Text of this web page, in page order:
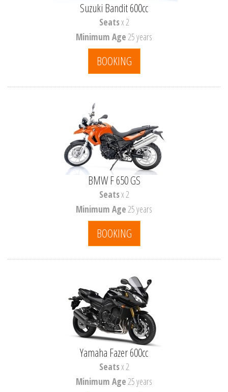
Suzuki Bandit 600cc
Seatsx 2
Minimum Age25 years
BOOKING
BMW F 650 GS
Seatsx 2
Minimum Age25 years
BOOKING
Yamaha Fazer 600cc
Seatsx 2
Minimum Age25 years